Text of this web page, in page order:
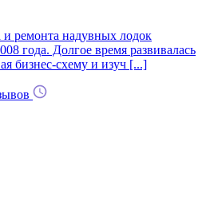
ремонта надувных лодок
года. Долгое время развивалась
бизнес-схему и изуч [...]